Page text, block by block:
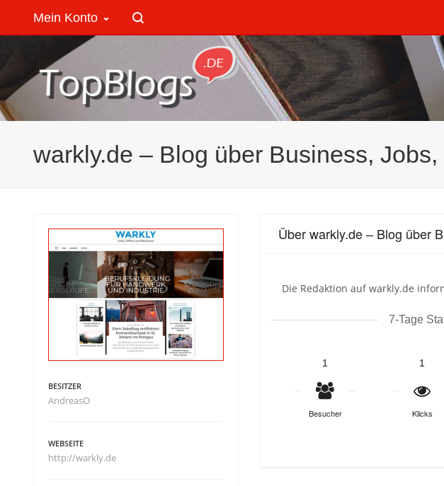
Mein Konto
warkly.de – Blog über Business,
Über warkly.de – Blog über
Die Redaktion auf warkly.de
7-Tage
1
Besucher
1
Klicks
BESITZER
AndreasO
WEBSEITE
http://warkly.de